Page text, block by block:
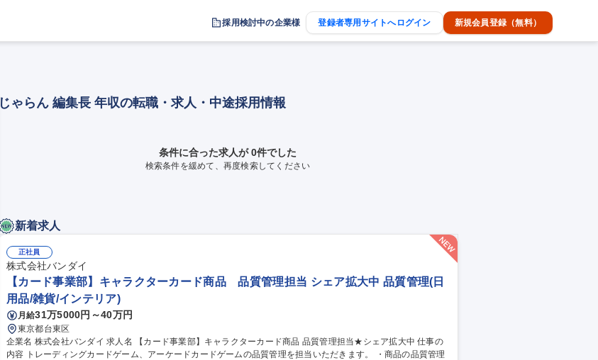
採用検討中の企業様 登録者専用サイトへログイン 新規会員登録（無料）
じゃらん 編集長 年収の転職・求人・中途採用情報
条件に合った求人が 0件でした
検索条件を緩めて、再度検索してください
新着求人
正社員
株式会社バンダイ
【カード事業部】キャラクターカード商品 品質管理担当 シェア拡大中 品質管理(日
用品/雑貨/インテリア)
月給31万5000円～40万円
東京都台東区
企業名 株式会社バンダイ 求人名 【カード事業部】キャラクターカード商品 品質管理担当★シェア拡大中 仕事の
内容 トレーディングカードゲーム、アーケードカードゲームの品質管理を担当いただきます。 ・商品の品質管理